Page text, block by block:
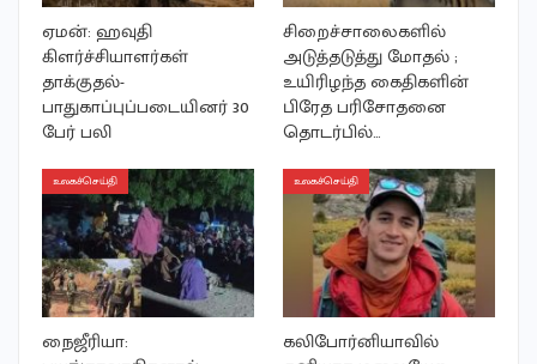
ஏமன்: ஹவுதி
கிளர்ச்சியாளர்கள்
தாக்குதல்-
பாதுகாப்புப்படையினர் 30
பேர் பலி
சிறைச்சாலைகளில்
அடுத்தடுத்து மோதல் ;
உயிரிழந்த கைதிகளின்
பிரேத பரிசோதனை
தொடர்பில்…
உலகச்செய்தி
நைஜீரியா:
உலகச்செய்தி
கலிபோர்னியாவில்